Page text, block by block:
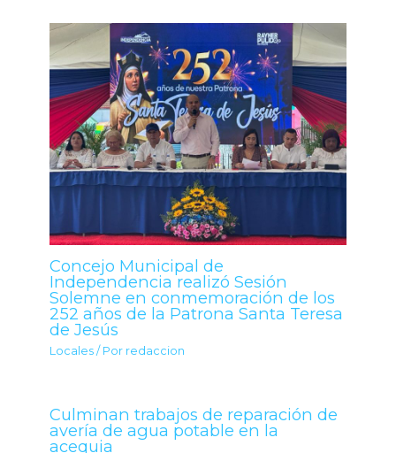
Concejo Municipal de
Independencia realizó Sesión
Solemne en conmemoración de los
252 años de la Patrona Santa Teresa
de Jesús
Locales / Por redaccion
Culminan trabajos de reparación de
avería de agua potable en la
acequia